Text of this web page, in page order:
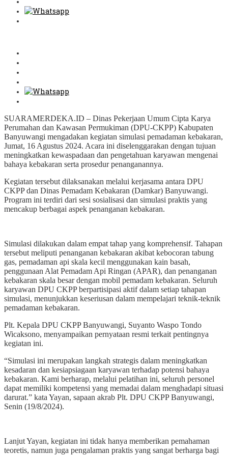
SUARAMERDEKA.ID – Dinas Pekerjaan Umum Cipta Karya
Perumahan dan Kawasan Permukiman (DPU-CKPP) Kabupaten
Banyuwangi mengadakan kegiatan simulasi pemadaman kebakaran,
Jumat, 16 Agustus 2024. Acara ini diselenggarakan dengan tujuan
meningkatkan kewaspadaan dan pengetahuan karyawan mengenai
bahaya kebakaran serta prosedur penanganannya.
Kegiatan tersebut dilaksanakan melalui kerjasama antara DPU
CKPP dan Dinas Pemadam Kebakaran (Damkar) Banyuwangi.
Program ini terdiri dari sesi sosialisasi dan simulasi praktis yang
mencakup berbagai aspek penanganan kebakaran.
Simulasi dilakukan dalam empat tahap yang komprehensif. Tahapan
tersebut meliputi penanganan kebakaran akibat kebocoran tabung
gas, pemadaman api skala kecil menggunakan kain basah,
penggunaan Alat Pemadam Api Ringan (APAR), dan penanganan
kebakaran skala besar dengan mobil pemadam kebakaran. Seluruh
karyawan DPU CKPP berpartisipasi aktif dalam setiap tahapan
simulasi, menunjukkan keseriusan dalam mempelajari teknik-teknik
pemadaman kebakaran.
Plt. Kepala DPU CKPP Banyuwangi, Suyanto Waspo Tondo
Wicaksono, menyampaikan pernyataan resmi terkait pentingnya
kegiatan ini.
“Simulasi ini merupakan langkah strategis dalam meningkatkan
kesadaran dan kesiapsiagaan karyawan terhadap potensi bahaya
kebakaran. Kami berharap, melalui pelatihan ini, seluruh personel
dapat memiliki kompetensi yang memadai dalam menghadapi situasi
darurat.” kata Yayan, sapaan akrab Plt. DPU CKPP Banyuwangi,
Senin (19/8/2024).
Lanjut Yayan, kegiatan ini tidak hanya memberikan pemahaman
teoretis, namun juga pengalaman praktis yang sangat berharga bagi